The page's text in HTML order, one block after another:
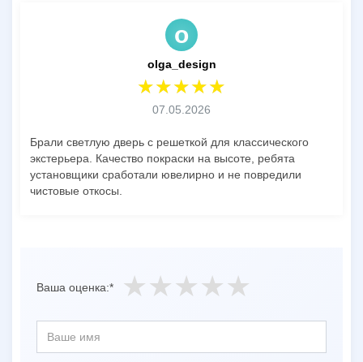
o
olga_design
07.05.2026
Брали светлую дверь с решеткой для классического
экстерьера. Качество покраски на высоте, ребята
установщики сработали ювелирно и не повредили
чистовые откосы.
Ваша оценка:*